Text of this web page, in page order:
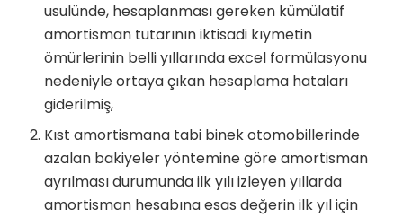
usulünde, hesaplanması gereken kümülatif
amortisman tutarının iktisadi kıymetin
ömürlerinin belli yıllarında excel formülasyonu
nedeniyle ortaya çıkan hesaplama hataları
giderilmiş,
Kıst amortismana tabi binek otomobillerinde
azalan bakiyeler yöntemine göre amortisman
ayrılması durumunda ilk yılı izleyen yıllarda
amortisman hesabına esas değerin ilk yıl için